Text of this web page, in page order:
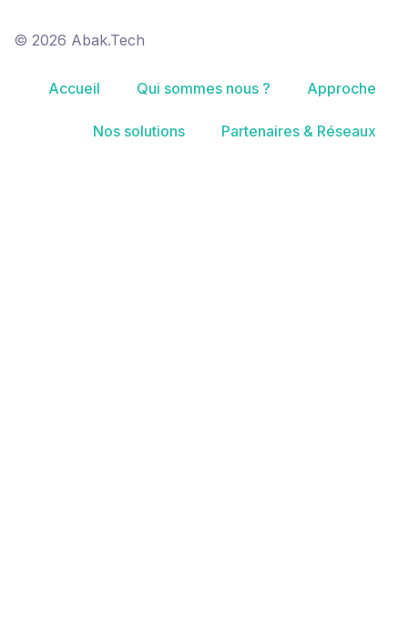
© 2026 Abak.Tech
Accueil Qui sommes nous ? Approche
Nos solutions Partenaires & Réseaux